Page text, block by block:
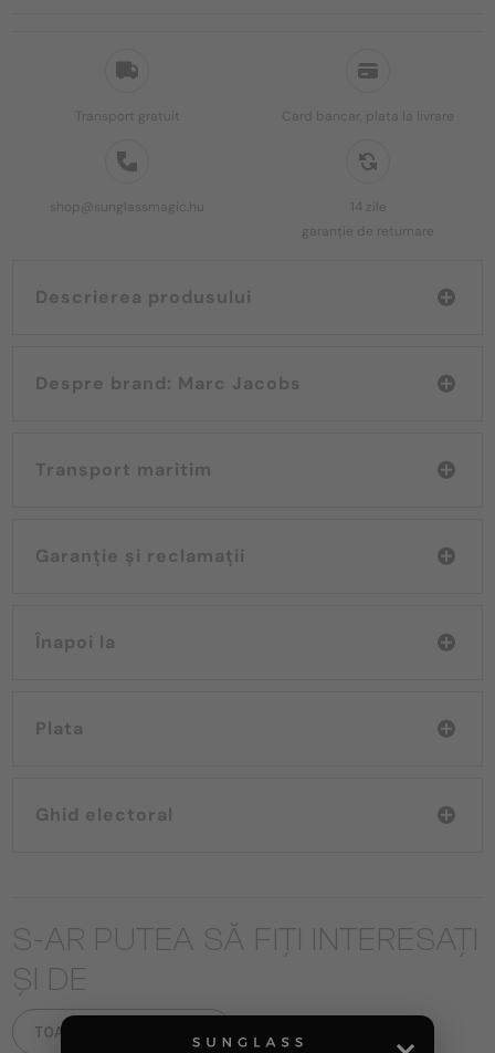
Transport gratuit Card bancar, plata la livrare
shop@sunglassmagic.hu
14 zile
garanție de returnare
Descrierea produsului
Despre brand: Marc Jacobs
Transport maritim
Garanție și reclamații
Înapoi la
Plata
Ghid electoral
S-AR PUTEA SĂ FIȚI INTERESAȚI
ȘI DE
TOATE PRODUSELE